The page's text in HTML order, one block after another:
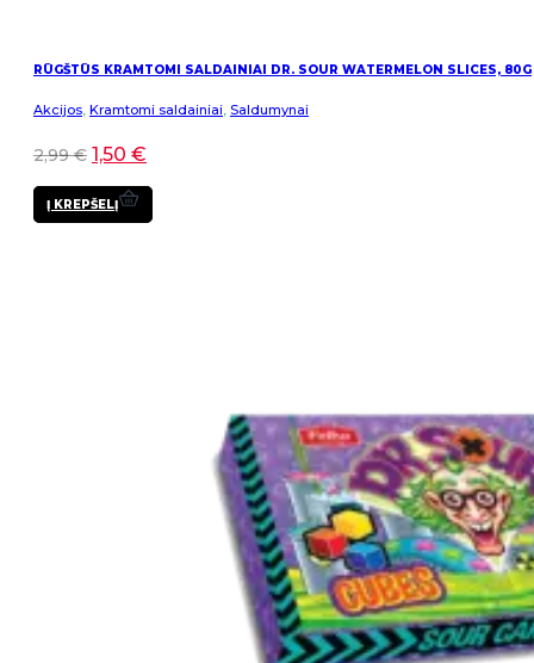
RŪGŠTŪS KRAMTOMI SALDAINIAI DR. SOUR WATERMELON SLICES, 80G
Akcijos, Kramtomi saldainiai, Saldumynai
2,99€ 1,50 €
Į KREPŠELĮ